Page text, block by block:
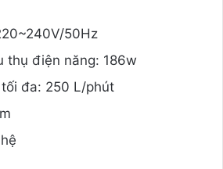
50Hz
thụ điện năng: 186w
đa: 250 L/phút